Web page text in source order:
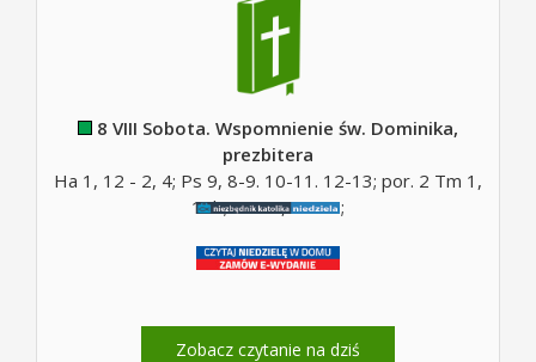
8 VIII Sobota. Wspomnienie św. Dominika,
prezbitera
Ha 1, 12 - 2, 4; Ps 9, 8-9. 10-11. 12-13; por. 2 Tm 1,
10b; Mt 17, 14-20;
Zobacz czytanie na dziś